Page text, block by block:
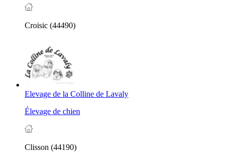
Croisic (44490)
Elevage de la Colline de Lavaly
Élevage de chien
Clisson (44190)